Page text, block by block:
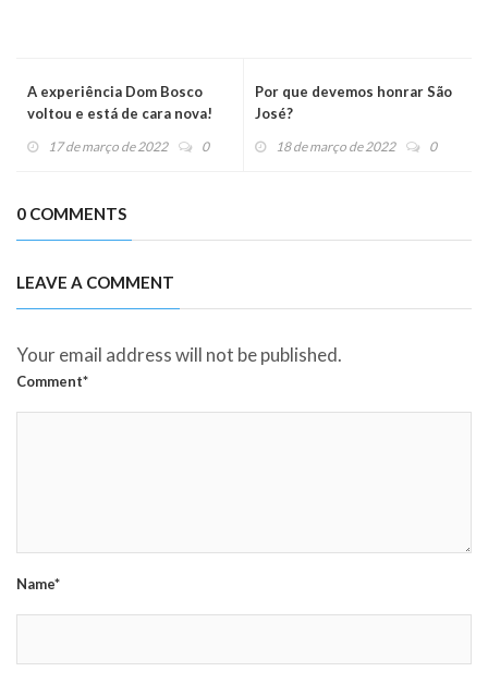
A experiência Dom Bosco
voltou e está de cara nova!
17 de março de 2022 0
Por que devemos honrar São
José?
18 de março de 2022 0
0 COMMENTS
LEAVE A COMMENT
Your email address will not be published.
Comment*
Name*